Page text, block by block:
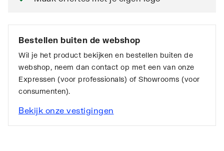
Bestellen buiten de webshop
Wil je het product bekijken en bestellen buiten de
webshop, neem dan contact op met een van onze
Expressen (voor professionals) of Showrooms (voor
consumenten).
Bekijk onze vestigingen